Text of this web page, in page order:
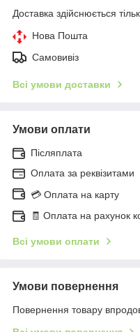
Доставка здійснюється
Нова Пошта
Самовивіз
Всі умови доставки
Умови оплати
Післяплата
Оплата за реквізитами
💳 Оплата на карту
🧾 Оплата на рахунок
Всі умови оплати
Умови повернення
Повернення товару